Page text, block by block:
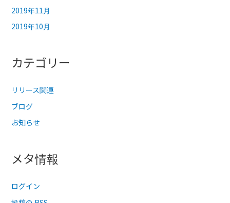
2019年11月
2019年10月
カテゴリー
リリース関連
ブログ
お知らせ
メタ情報
ログイン